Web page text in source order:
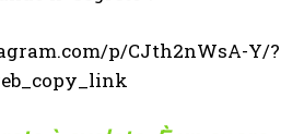
p/CJth2nWsA-Y/?